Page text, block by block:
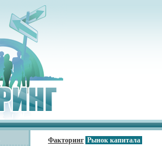
Факторинг Рынок капитала